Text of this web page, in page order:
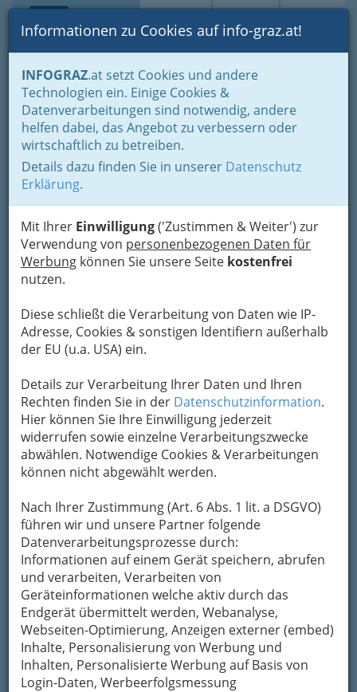
Suche Login Toggle
Informationen zu Cookies auf info-graz.at!
INFOGRAZ.at setzt Cookies und andere
Technologien ein. Einige Cookies &
Datenverarbeitungen sind notwendig, andere
helfen dabei, das Angebot zu verbessern oder
wirtschaftlich zu betreiben.
Details dazu finden Sie in unserer Datenschutz
Erklärung.
Mit Ihrer Einwilligung('Zustimmen & Weiter') zur
Verwendung von personenbezogenen Daten für
Werbung können Sie unsere Seite kostenfrei
nutzen.
Diese schließt die Verarbeitung von Daten wie IP-
Adresse, Cookies & sonstigen Identifiern außerhalb
der EU (u.a. USA) ein.
Details zur Verarbeitung Ihrer Daten und Ihren
Rechten finden Sie in der Datenschutzinformation.
Hier können Sie Ihre Einwilligung jederzeit
widerrufen sowie einzelne Verarbeitungszwecke
abwählen. Notwendige Cookies & Verarbeitungen
können nicht abgewählt werden.
Nach Ihrer Zustimmung (Art. 6 Abs. 1 lit. a DSGVO)
führen wir und unsere Partner folgende
Datenverarbeitungsprozesse durch:
Informationen auf einem Gerät speichern, abrufen
und verarbeiten, Verarbeiten von
Geräteinformationen welche aktiv durch das
Endgerät übermittelt werden, Webanalyse,
Webseiten-Optimierung, Anzeigen externer (embed)
Inhalte, Personalisierung von Werbung und
Inhalten, Personalisierte Werbung auf Basis von
Login-Daten, Werbeerfolgsmessung
Home Branchen Bildung & Weiterbildung
Neue Mittelschule Kepler
Keplerstraße 52, 8020 Graz
+43 316 872 6935
+43 316 872 6936
Unser Angebot:
· Teamteaching · Offenes Lernen (1. – 4. Klasse) ·
Soziales Lernen · Themenzentrierter
Projektunterricht · Informatik (1. – 4. Klasse) ·
Wahlpflichtfächer ab der 3.Klasse ·
Berufsorientierung (3. und 4. Klasse) ·
Integration · Behindertengerechte Ausstattung
· Schülerhort im Haus
Karte
Adresse mit Google Maps anschauen
Kontaktaufnahme
Um die Info-Graz Firmenvor Spam-Mails zu
bewahren, verwenden wir an dieser Stelle zur
Übermittlung Ihrer Nachricht ein sicheres
Formular. Ihre Nachricht wird nach dem
Absenden umgehend per Mail an das
Unternehmen Neue Mittelschule Kepler
weitergeleitet.
Mein Name